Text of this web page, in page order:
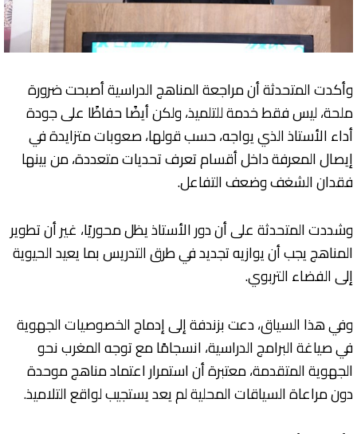
وأكدت المتحدثة أن مراجعة المناهج الدراسية أصبحت ضرورة
ملحة، ليس فقط خدمة للتلميذ، ولكن أيضًا حفاظًا على جودة
أداء الأستاذ الذي يواجه، حسب قولها، صعوبات متزايدة في
إيصال المعرفة داخل أقسام تعرف تحديات متعددة، من بينها
فقدان الشغف وضعف التفاعل.
وشددت المتحدثة على أن دور الأستاذ يظل محوريًا، غير أن تطوير
المناهج يجب أن يوازيه تجديد في طرق التدريس بما يعيد الحيوية
إلى الفضاء التربوي.
وفي هذا السياق، دعت بزندفة إلى إدماج الخصوصيات الجهوية
في صياغة البرامج الدراسية، انسجامًا مع توجه المغرب نحو
الجهوية المتقدمة، معتبرة أن استمرار اعتماد مناهج موحدة
دون مراعاة السياقات المحلية لم يعد يستجيب لواقع التلاميذ.